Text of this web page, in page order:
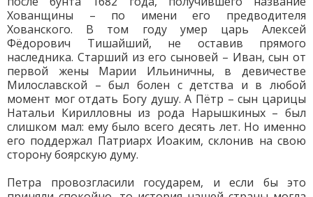
Хованщины – по имени его предводителя
Хованского. В том году умер царь Алексей
Фёдорович Тишайший, не оставив прямого
наследника. Старший из его сыновей – Иван, сын от
первой жены Марии Ильиничны, в девичестве
Милославской – был болен с детства и в любой
момент мог отдать Богу душу. А Пётр – сын царицы
Натальи Кирилловны из рода Нарышкиных – был
слишком мал: ему было всего десять лет. Но именно
его поддержал Патриарх Иоаким, склонив на свою
сторону боярскую думу.
Петра провозгласили государем, и если бы это